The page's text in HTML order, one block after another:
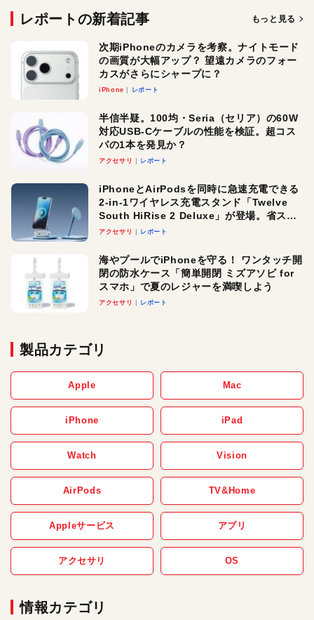
レポートの新着記事 もっと見る
次期iPhoneのカメラを考察。ナイトモード
の画質が大幅アップ？ 望遠カメラのフォー
カスがさらにシャープに？
iPhone レポート
半信半疑。100均・Seria（セリア）の60W
対応USB-Cケーブルの性能を検証。超コス
パの1本を発見か？
アクセサリ レポート
iPhoneとAirPodsを同時に急速充電できる
2-in-1ワイヤレス充電スタンド「Twelve
South HiRise 2 Deluxe」が登場。省スペ
ースでおしゃれに充電したい人にオスス
アクセサリ レポート
海やプールでiPhoneを守る！ ワンタッチ開
閉の防水ケース「簡単開閉 ミズアソビ for
スマホ」で夏のレジャーを満喫しよう
アクセサリ レポート
製品カテゴリ
Apple Mac
iPhone iPad
Watch Vision
AirPods TV&Home
Appleサービス アプリ
アクセサリ OS
情報カテゴリ